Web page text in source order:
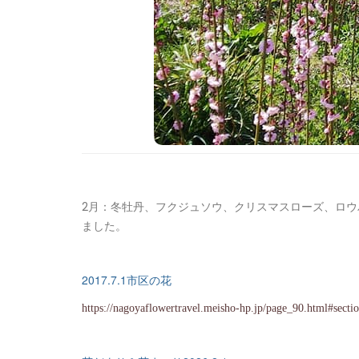
2月：冬牡丹、フクジュソウ、クリスマスローズ、ロ
ました。
2017.7.1市区の花
https://nagoyaflowertravel.meisho-hp.jp/